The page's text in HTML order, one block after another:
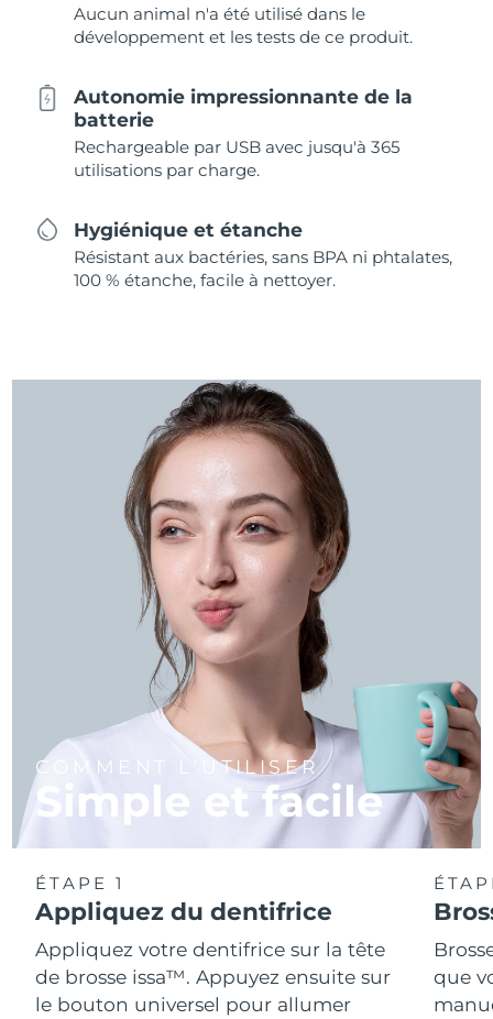
Aucun animal n'a été utilisé dans le
développement et les tests de ce produit.
Autonomie impressionnante de la
batterie
Rechargeable par USB avec jusqu'à 365
utilisations par charge.
Hygiénique et étanche
Résistant aux bactéries, sans BPA ni phtalates,
100 % étanche, facile à nettoyer.
COMMENT L'UTILISER
Simple et facile
ÉTAPE 1
Appliquez du dentifrice
Appliquez votre dentifrice sur la tête
de brosse issa™. Appuyez ensuite sur
le bouton universel pour allumer
que